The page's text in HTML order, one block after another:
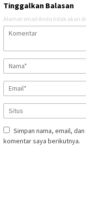
Tinggalkan Balasan
Alamat email Anda tidak akan
Simpan nama, email,
komentar saya berikutnya.